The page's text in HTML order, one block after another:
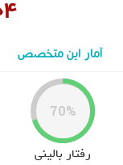
4دقیقه 49ثانیه
آمار این متخصص
70%
رفتار بالینی